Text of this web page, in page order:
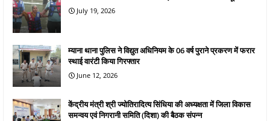
July 19, 2026
म्याना थाना पुलिस ने विद्युत अधिनियम के 06 वर्ष पुराने प्रकरण में फरार
स्थाई वारंटी किया गिरफ्तार
June 12, 2026
केंद्रीय मंत्री श्री ज्योतिरादित्य सिंधिया की अध्यक्षता में जिला विकास
समन्वय एवं निगरानी समिति (दिशा) की बैठक संपन्न